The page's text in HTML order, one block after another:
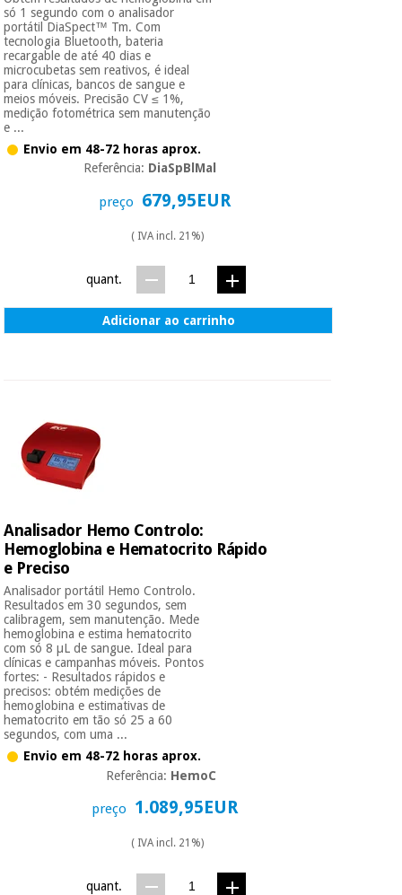
só 1 segundo com o analisador
portátil DiaSpect™ Tm. Com
tecnologia Bluetooth, bateria
recargable de até 40 dias e
microcubetas sem reativos, é ideal
para clínicas, bancos de sangue e
meios móveis. Precisão CV ≤ 1%,
medição fotométrica sem manutenção
e ...
Envio em 48-72 horas aprox.
Referência: DiaSpBlMal
preço 679,95EUR
( IVA incl. 21%)
quant.
Adicionar ao carrinho
Analisador Hemo Controlo:
Hemoglobina e Hematocrito Rápido
e Preciso
Analisador portátil Hemo Controlo.
Resultados em 30 segundos, sem
calibragem, sem manutenção. Mede
hemoglobina e estima hematocrito
com só 8 µL de sangue. Ideal para
clínicas e campanhas móveis. Pontos
fortes: - Resultados rápidos e
precisos: obtém medições de
hemoglobina e estimativas de
hematocrito em tão só 25 a 60
segundos, com uma ...
Envio em 48-72 horas aprox.
Referência: HemoC
preço 1.089,95EUR
( IVA incl. 21%)
quant.